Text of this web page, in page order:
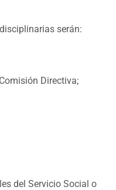
serán:
Directiva;
del Servicio Social o